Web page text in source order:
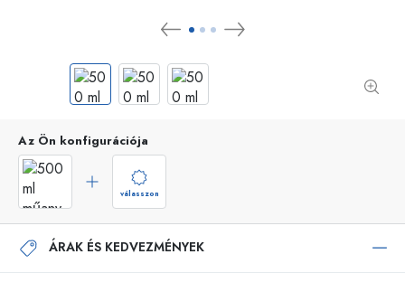
Az Ön konfigurációja
válasszon
ÁRAK ÉS KEDVEZMÉNYEK